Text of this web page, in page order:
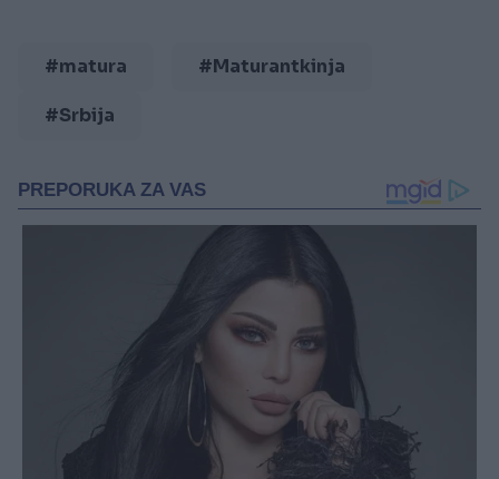
#matura #Maturantkinja
#Srbija